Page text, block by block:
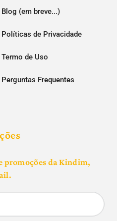
Blog (em breve...)
Políticas de Privacidade
Termo de Uso
Perguntas Frequentes
promoções da Kindim,